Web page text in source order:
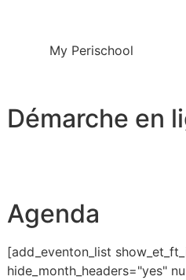
My Perischool
Démarche en
Agenda
[add_eventon_list
hide_month_headers="yes"